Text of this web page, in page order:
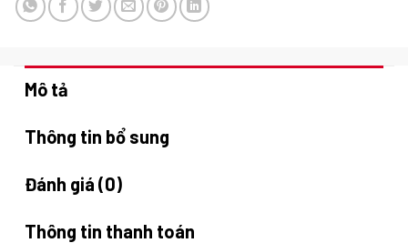
Mô tả
Thông tin bổ sung
Đánh giá (0)
Thông tin thanh toán